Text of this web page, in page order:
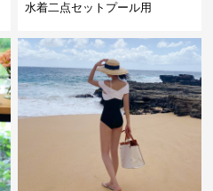
水着二点セットプール用